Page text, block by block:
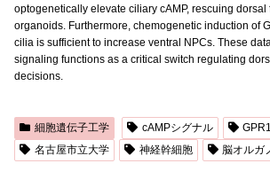
optogenetically elevate ciliary cAMP, rescuing dorsal
organoids. Furthermore, chemogenetic induction of
cilia is sufficient to increase ventral NPCs. These
signaling functions as a critical switch regulating
decisions.
細胞遺伝子工学 cAMPシグナル
名古屋市立大学
神経幹細胞 脳オルガ